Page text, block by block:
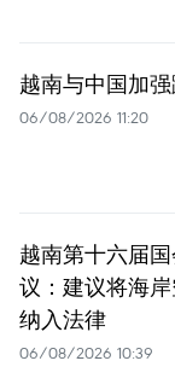
越南与中国加
06/08/2026 11:20
越南第十六届
议：建议将海
纳入法律
06/08/2026 10:39